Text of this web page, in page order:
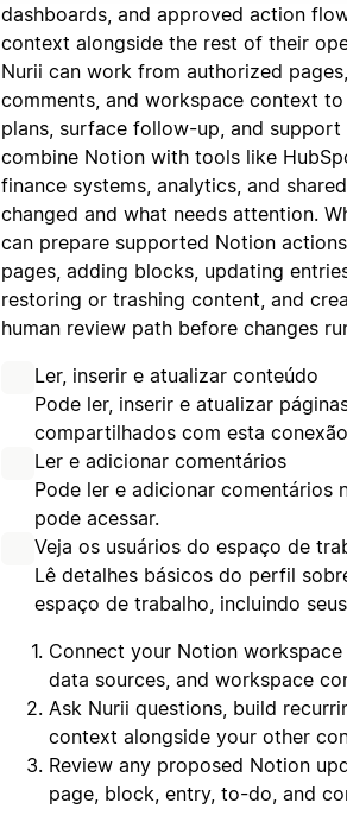
dashboards, and approved action
context alongside the rest of their
Nurii can work from authorized
comments, and workspace context
plans, surface follow-up, and
combine Notion with tools like
finance systems, analytics, and
changed and what needs attention.
can prepare supported Notion
pages, adding blocks, updating
restoring or trashing content, and
human review path before changes
Ler, inserir e atualizar conteúdo
Pode ler, inserir e atualizar
compartilhados com esta
Ler e adicionar comentários
Pode ler e adicionar comentários
pode acessar.
Veja os usuários do espaço de
Lê detalhes básicos do perfil
espaço de trabalho, incluindo
Connect your Notion
data sources, and workspace
Ask Nurii questions, build
context alongside your other
Review any proposed Notion
page, block, entry, to-do, and